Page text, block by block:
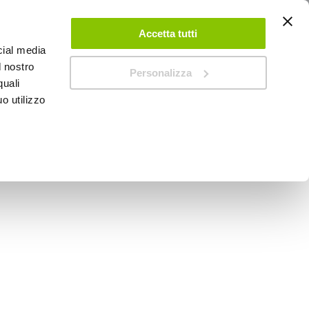
media
nostro
utilizzo
Accetta tutti
Personalizza
ACCEDI CREA UN ACCOUNT CONTATTACI